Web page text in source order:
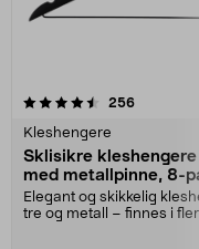
256
Kleshengere
Sklisikre
med metallpinne, 8-
Elegant og skikkelig
tre og metall – finnes i
4.5av 5 stjerner